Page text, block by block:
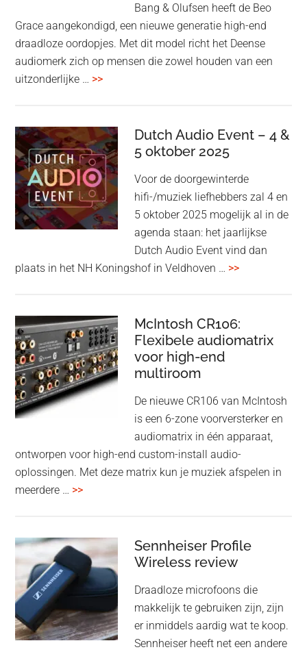
Bang & Olufsen heeft de Beo
Grace aangekondigd, een nieuwe generatie high-end
draadloze oordopjes. Met dit model richt het Deense
audiomerk zich op mensen die zowel houden van een
uitzonderlijke … >>overBang
kondigt
Beo
Grace
aan:
high-
end
earbuds
titanium
Adaptive
noise
cancelling
Dutch Audio Event – 4 &
5 oktober 2025
Voor de doorgewinterde
hifi-/muziek liefhebbers zal 4 en
5 oktober 2025 mogelijk al in de
agenda staan: het jaarlijkse
Dutch Audio Event vind dan
plaats in het NH Koningshof in Veldhoven … >>overDutch
–
4
McIntosh CR106:
Flexibele audiomatrix
voor high-end
multiroom
De nieuwe CR106 van McIntosh
is een 6-zone voorversterker en
audiomatrix in één apparaat,
ontworpen voor high-end custom-install audio-
oplossingen. Met deze matrix kun je muziek afspelen in
meerdere … >>overMcIntosh
audiomatrix
voor
high-
end
multiroom
Sennheiser Profile
Wireless review
Draadloze microfoons die
makkelijk te gebruiken zijn, zijn
er inmiddels aardig wat te koop.
Sennheiser heeft net een andere